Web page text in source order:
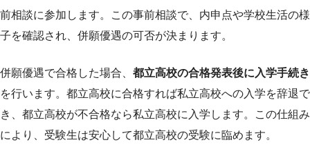
前相談に参加します。この事前相談で、内申点や学校生活の様
子を確認され、併願優遇の可否が決まります。
併願優遇で合格した場合、 都立高校の合格発表後に入学手続き
を行います。都立高校に合格すれば私立高校への入学を辞退で
き、都立高校が不合格なら私立高校に入学します。この仕組み
により、受験生は安心して都立高校の受験に臨めます。